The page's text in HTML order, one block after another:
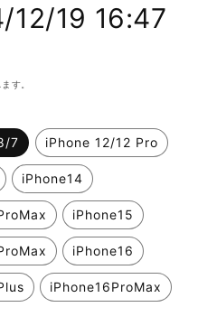
12/19 16:47
す。
7 iPhone 12/12 Pro
iPhone14
iPhone15
iPhone16
iPhone16ProMax